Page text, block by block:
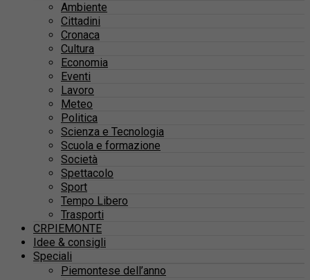
Ambiente
Cittadini
Cronaca
Cultura
Economia
Eventi
Lavoro
Meteo
Politica
Scienza e Tecnologia
Scuola e formazione
Società
Spettacolo
Sport
Tempo Libero
Trasporti
CRPIEMONTE
Idee & consigli
Speciali
Piemontese dell’anno